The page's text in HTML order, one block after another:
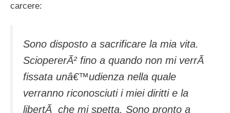
carcere:
Sono disposto a sacrificare la mia vita.
SciopererÃ² fino a quando non mi verrÃ
fissata unâ€™udienza nella quale
verranno riconosciuti i miei diritti e la
libertÃ che mi spetta. Sono pronto a